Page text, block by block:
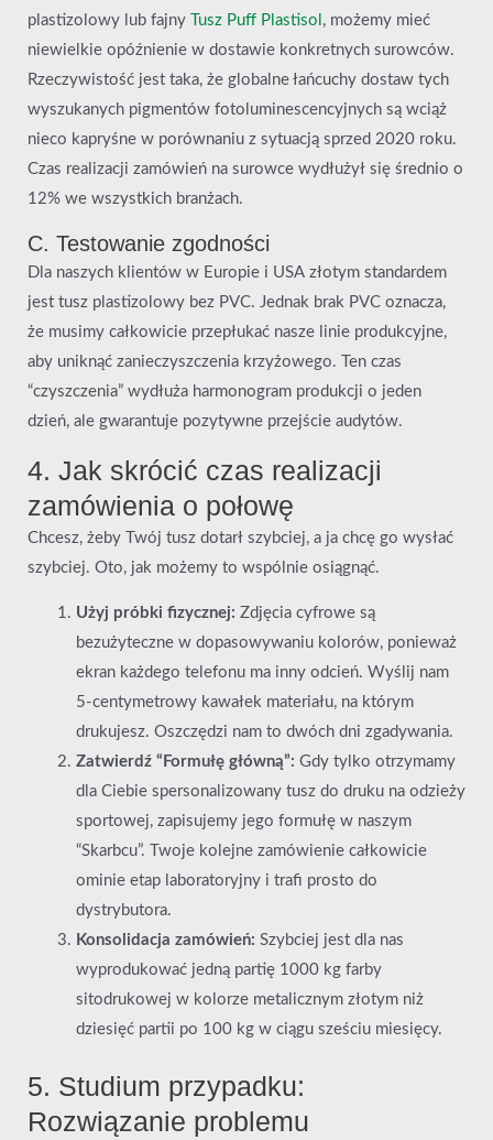
plastizolowy lub fajny Tusz Puff Plastisol , możemy mieć
niewielkie opóźnienie w dostawie konkretnych surowców.
Rzeczywistość jest taka, że globalne łańcuchy dostaw tych
wyszukanych pigmentów fotoluminescencyjnych są wciąż
nieco kapryśne w porównaniu z sytuacją sprzed 2020 roku.
Czas realizacji zamówień na surowce wydłużył się średnio o
12% we wszystkich branżach.
C. Testowanie zgodności
Dla naszych klientów w Europie i USA złotym standardem
jest tusz plastizolowy bez PVC. Jednak brak PVC oznacza,
że musimy całkowicie przepłukać nasze linie produkcyjne,
aby uniknąć zanieczyszczenia krzyżowego. Ten czas
“czyszczenia” wydłuża harmonogram produkcji o jeden
dzień, ale gwarantuje pozytywne przejście audytów.
4. Jak skrócić czas realizacji
zamówienia o połowę
Chcesz, żeby Twój tusz dotarł szybciej, a ja chcę go wysłać
szybciej. Oto, jak możemy to wspólnie osiągnąć.
Użyj próbki fizycznej: Zdjęcia cyfrowe są
bezużyteczne w dopasowywaniu kolorów, ponieważ
ekran każdego telefonu ma inny odcień. Wyślij nam
5-centymetrowy kawałek materiału, na którym
drukujesz. Oszczędzi nam to dwóch dni zgadywania.
Zatwierdź “Formułę główną”: Gdy tylko otrzymamy
dla Ciebie spersonalizowany tusz do druku na odzieży
sportowej, zapisujemy jego formułę w naszym
“Skarbcu”. Twoje kolejne zamówienie całkowicie
ominie etap laboratoryjny i trafi prosto do
dystrybutora.
Konsolidacja zamówień: Szybciej jest dla nas
wyprodukować jedną partię 1000 kg farby
sitodrukowej w kolorze metalicznym złotym niż
dziesięć partii po 100 kg w ciągu sześciu miesięcy.
5. Studium przypadku:
Rozwiązanie problemu